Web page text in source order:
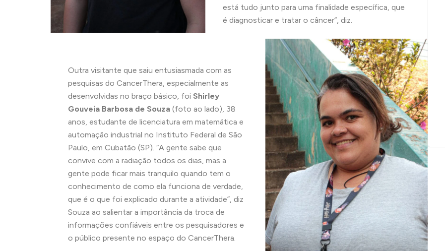
está tudo junto para uma finalidade específica, que
é diagnosticar e tratar o câncer”, diz.
Outra visitante que saiu entusiasmada com as
pesquisas do CancerThera, especialmente as
desenvolvidas no braço básico, foi Shirley
Gouveia Barbosa de Souza(foto ao lado), 38
anos, estudante de licenciatura em matemática e
automação industrial no Instituto Federal de São
Paulo, em Cubatão (SP). “A gente sabe que
convive com a radiação todos os dias, mas a
gente pode ficar mais tranquilo quando tem o
conhecimento de como ela funciona de verdade,
que é o que foi explicado durante a atividade”, diz
Souza ao salientar a importância da troca de
informações confiáveis entre os pesquisadores e
o público presente no espaço do CancerThera.